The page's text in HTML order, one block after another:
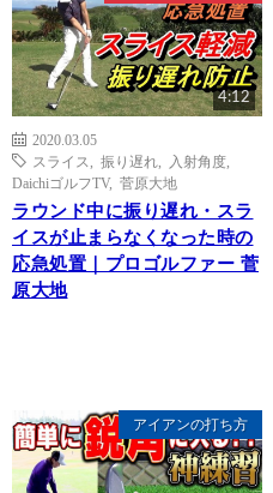
4:12
2020.03.05
スライス
振り遅れ 入射角度
DaichiゴルフTV, 菅原大地
ラウンド中に振り遅れ・スラ
イスが止まらなくなった時の
応急処置｜プロゴルファー 菅
原大地
アイアンの打ち方